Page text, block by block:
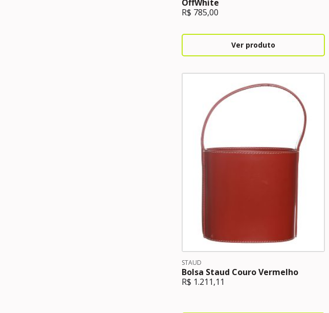
OffWhite
R$ 785,00
Ver produto
STAUD
Bolsa Staud Couro Vermelho
R$ 1.211,11